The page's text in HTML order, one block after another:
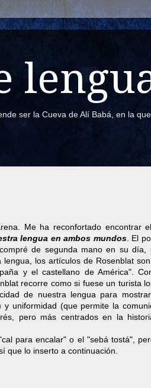
ser la Cueva de Alí Babá, en la
Me ha reconfortado encontrar
lengua en ambos mundos. El
de segunda mano en su día,
los artículos de Rosenblat son
y el castellano de América".
recorre como si fuese un turista
de nuestra lengua para
uniformidad (que permite la
pero más centrados en la
para encalar" o el "sebá tostá",
que lo inserto a continuación.